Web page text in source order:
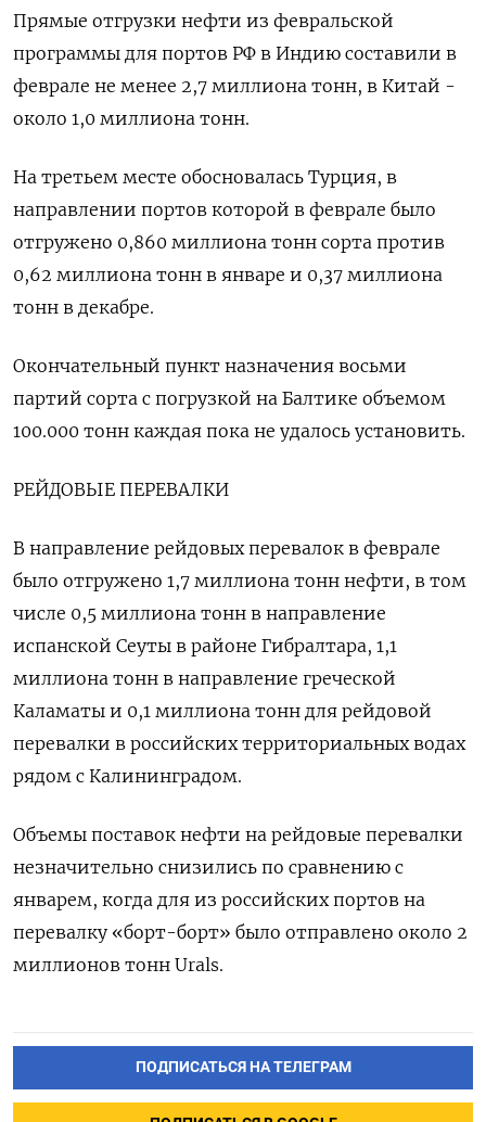
Прямые отгрузки нефти из февральской
программы для портов РФ в Индию составили в
феврале не менее 2,7 миллиона тонн, в Китай -
около 1,0 миллиона тонн.
На третьем месте обосновалась Турция, в
направлении портов которой в феврале было
отгружено 0,860 миллиона тонн сорта против
0,62 миллиона тонн в январе и 0,37 миллиона
тонн в декабре.
Окончательный пункт назначения восьми
партий сорта с погрузкой на Балтике объемом
100.000 тонн каждая пока не удалось установить.
РЕЙДОВЫЕ ПЕРЕВАЛКИ
В направление рейдовых перевалок в феврале
было отгружено 1,7 миллиона тонн нефти, в том
числе 0,5 миллиона тонн в направление
испанской Сеуты в районе Гибралтара, 1,1
миллиона тонн в направление греческой
Каламаты и 0,1 миллиона тонн для рейдовой
перевалки в российских территориальных водах
рядом с Калининградом.
Объемы поставок нефти на рейдовые перевалки
незначительно снизились по сравнению с
январем, когда для из российских портов на
перевалку «борт-борт» было отправлено около 2
миллионов тонн Urals.
ПОДПИСАТЬСЯ НА ТЕЛЕГРАМ